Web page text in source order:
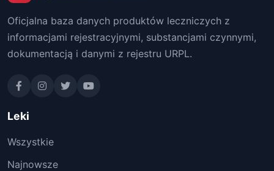
Oficjalna baza danych produktów leczniczych z
informacjami rejestracyjnymi, substancjami czynnymi,
dokumentacją i danymi z rejestru URPL.
Leki
Wszystkie
Najnowsze